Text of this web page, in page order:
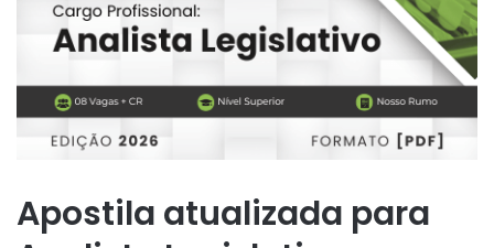
Apostila atualizada para